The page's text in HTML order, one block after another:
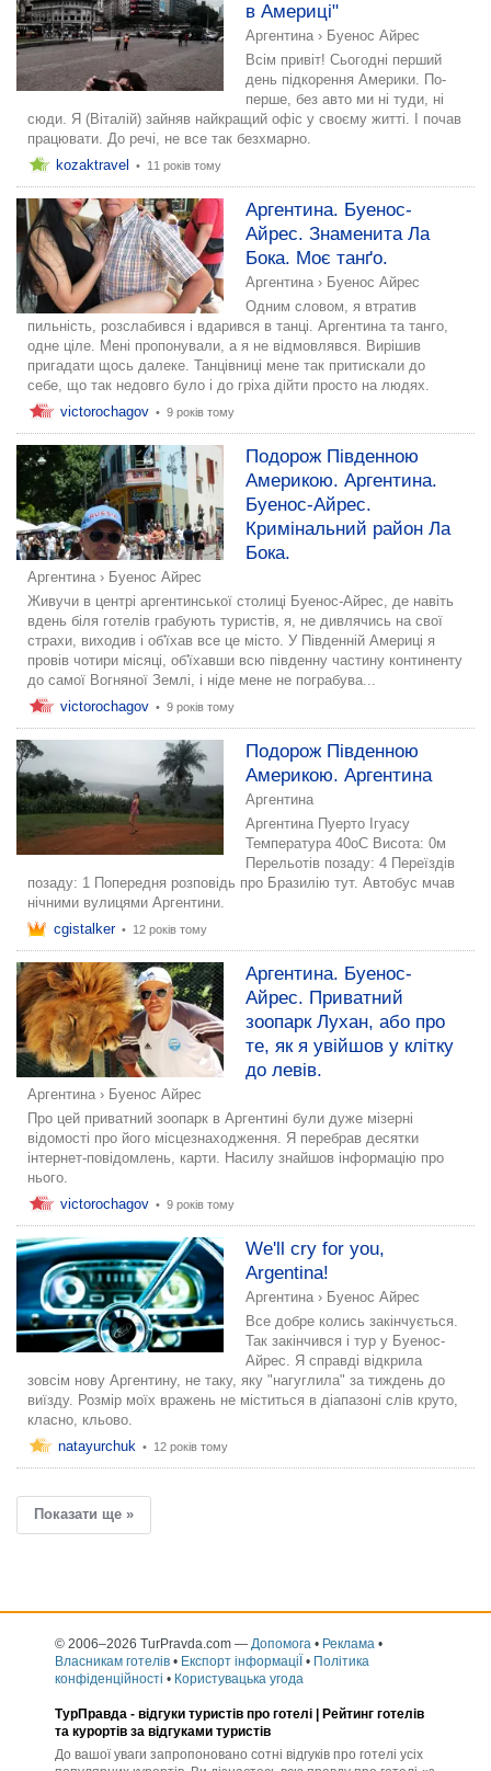
в Америці"
Аргентина › Буенос Айрес
Всім привіт! Сьогодні перший
день підкорення Америки. По-
перше, без авто ми ні туди, ні
сюди. Я (Віталій) зайняв найкращий офіс у своєму житті. І почав
працювати. До речі, не все так безхмарно.
kozaktravel
• 11 років тому
Аргентина. Буенос-
Айрес. Знаменита Ла
Бока. Моє танґо.
Аргентина › Буенос Айрес
Одним словом, я втратив
пильність, розслабився і вдарився в танці. Аргентина та танго,
одне ціле. Мені пропонували, а я не відмовлявся. Вирішив
пригадати щось далеке. Танцівниці мене так притискали до
себе, що так недовго було і до гріха дійти просто на людях.
victorochagov • 9 років тому
Подорож Південною
Америкою. Аргентина.
Буенос-Айрес.
Кримінальний район Ла
Бока.
Аргентина › Буенос Айрес
Живучи в центрі аргентинської столиці Буенос-Айрес, де навіть
вдень біля готелів грабують туристів, я, не дивлячись на свої
страхи, виходив і об'їхав все це місто. У Південній Америці я
провів чотири місяці, об'їхавши всю південну частину континенту
до самої Вогняної Землі, і ніде мене не пограбува...
victorochagov • 9 років тому
Подорож Південною
Америкою. Аргентина
Аргентина
Аргентина Пуерто Ігуасу
Температура 40oC Висота: 0м
Перельотів позаду: 4 Переїздів
позаду: 1 Попередня розповідь про Бразилію тут. Автобус мчав
нічними вулицями Аргентини.
cgistalker • 12 років тому
Аргентина. Буенос-
Айрес. Приватний
зоопарк Лухан, або про
те, як я увійшов у клітку
до левів.
Аргентина › Буенос Айрес
Про цей приватний зоопарк в Аргентині були дуже мізерні
відомості про його місцезнаходження. Я перебрав десятки
інтернет-повідомлень, карти. Насилу знайшов інформацію про
нього.
victorochagov • 9 років тому
We'll cry for you,
Argentina!
Аргентина › Буенос Айрес
Все добре колись закінчується.
Так закінчився і тур у Буенос-
Айрес. Я справді відкрила
зовсім нову Аргентину, не таку, яку "нагуглила" за тиждень до
виїзду. Розмір моїх вражень не міститься в діапазоні слів круто,
класно, кльово.
natayurchuk • 12 років тому
Показати ще »
© 2006–2026 TurPravda.com — Допомога • Реклама •
Власникам готелів • Експорт інформаціЇ • Політика
конфіденційності • Користувацька угода
ТурПравда - відгуки туристів про готелі | Рейтинг готелів
та курортів за відгуками туристів
До вашої уваги запропоновано сотні відгуків про готелі усіх